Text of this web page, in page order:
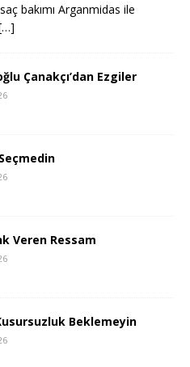
bakımı Arganmidas ile
Çanakçı’dan Ezgiler
Seçmedin
Veren Ressam
Beklemeyin